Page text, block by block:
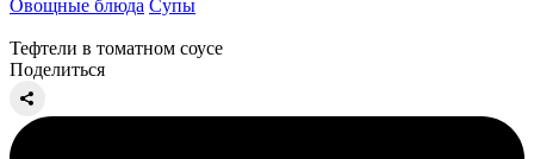
Овощные блюда Супы
Тефтели в томатном соусе
Поделиться